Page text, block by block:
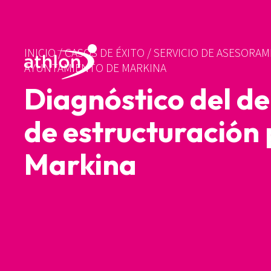
INICIO/CASOS DE ÉXITO/SERVICIO DE
AYUNTAMIENTO DE MARKINA
Diagnóstico del
de estructuración
Markina